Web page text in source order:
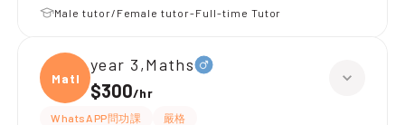
Male tutor/Female tutor-Full-time Tutor
Maths
year 3,Maths
$300/hr
WhatsAPP問功課
嚴格